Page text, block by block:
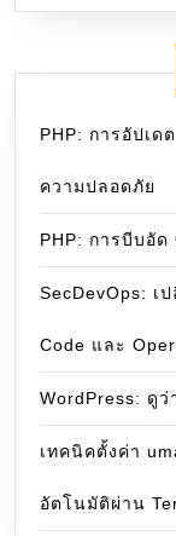
PHP: การอัปเด
ความปลอดภัย
PHP: การบีบอัด
SecDevOps: เ
Code และ
WordPress: ดู
เทคนิคตั้งค่า
อัตโนมัติผ่าน